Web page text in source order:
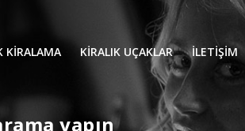
KİRALAMA
TATİL
KIRALIK UÇAKLAR
VIP YOLCU UÇAKLARI
HELİKOPTER
İLETİŞİM
yapın